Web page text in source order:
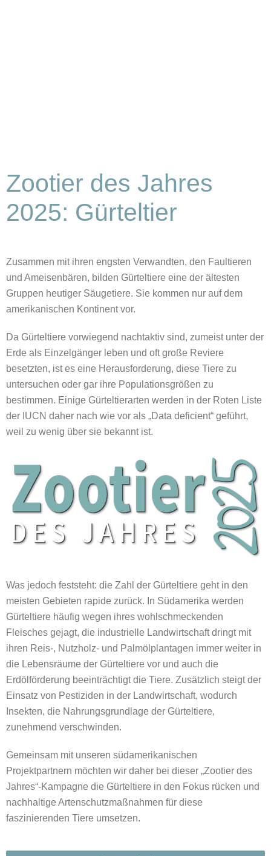
Zootier des Jahres
2025: Gürteltier
Zusammen mit ihren engsten Verwandten, den Faultieren
und Ameisenbären, bilden Gürteltiere eine der ältesten
Gruppen heutiger Säugetiere. Sie kommen nur auf dem
amerikanischen Kontinent vor.
Da Gürteltiere vorwiegend nachtaktiv sind, zumeist unter der
Erde als Einzelgänger leben und oft große Reviere
besetzten, ist es eine Herausforderung, diese Tiere zu
untersuchen oder gar ihre Populationsgrößen zu
bestimmen. Einige Gürteltierarten werden in der Roten Liste
der IUCN daher nach wie vor als „Data deficient“ geführt,
weil zu wenig über sie bekannt ist.
Was jedoch feststeht: die Zahl der Gürteltiere geht in den
meisten Gebieten rapide zurück. In Südamerika werden
Gürteltiere häufig wegen ihres wohlschmeckenden
Fleisches gejagt, die industrielle Landwirtschaft dringt mit
ihren Reis-, Nutzholz- und Palmölplantagen immer weiter in
die Lebensräume der Gürteltiere vor und auch die
Erdölförderung beeinträchtigt die Tiere. Zusätzlich steigt der
Einsatz von Pestiziden in der Landwirtschaft, wodurch
Insekten, die Nahrungsgrundlage der Gürteltiere,
zunehmend verschwinden.
Gemeinsam mit unseren südamerikanischen
Projektpartnern möchten wir daher bei dieser „Zootier des
Jahres“-Kampagne die Gürteltiere in den Fokus rücken und
nachhaltige Artenschutzmaßnahmen für diese
faszinierenden Tiere umsetzen.